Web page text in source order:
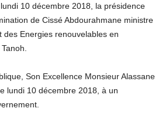
10 décembre 2018, la présidence
de Cissé Abdourahmane ministre
des Energies renouvelables en
Son Excellence Monsieur Alassane
lundi 10 décembre 2018, à un